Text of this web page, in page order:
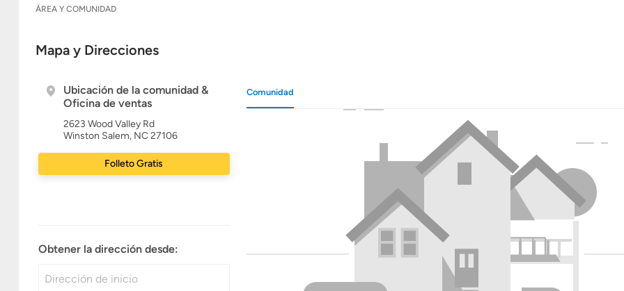
ÁREA Y COMUNIDAD
Mapa y Direcciones
Ubicación de la comunidad &
Oficina de ventas
2623 Wood Valley Rd
Winston Salem, NC 27106
Folleto Gratis
Obtener la dirección desde:
Comunidad